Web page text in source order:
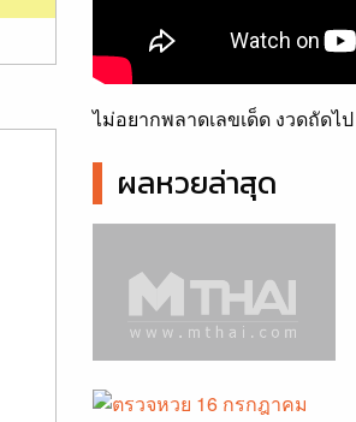
ไม่อยากพลาดเลขเด็ด งวดถัด
ผลหวยล่าสุด